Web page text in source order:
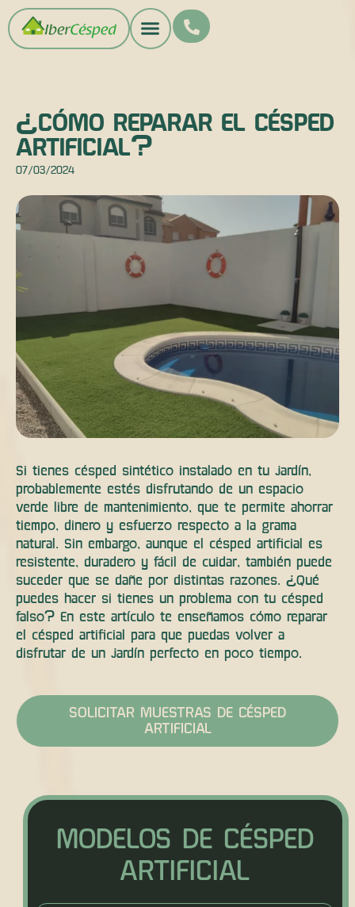
¿CÓMO REPARAR EL CÉSPED
ARTIFICIAL?
07/03/2024
Si tienes césped sintético instalado en tu jardín,
probablemente estés disfrutando de un espacio
verde libre de mantenimiento, que te permite ahorrar
tiempo, dinero y esfuerzo respecto a la grama
natural. Sin embargo, aunque el césped artificial es
resistente, duradero y fácil de cuidar, también puede
suceder que se dañe por distintas razones. ¿Qué
puedes hacer si tienes un problema con tu césped
falso? En este artículo te enseñamos cómo reparar
el césped artificial para que puedas volver a
disfrutar de un jardín perfecto en poco tiempo.
SOLICITAR MUESTRAS DE CÉSPED
ARTIFICIAL
MODELOS DE CÉSPED
ARTIFICIAL